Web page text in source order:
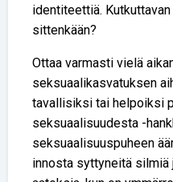
identiteettiä.
sittenkään?
Ottaa varmasti vielä
seksuaalikasvatuksen
tavallisiksi tai helpoiksi
seksuaalisuudesta -
seksuaalisuuspuheen
innosta syttyneitä silmiä